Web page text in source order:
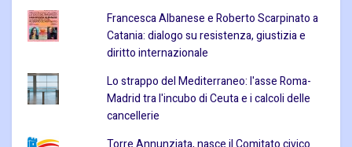
Francesca Albanese e Roberto Scarpinato a
Catania: dialogo su resistenza, giustizia e
diritto internazionale
Lo strappo del Mediterraneo: l'asse Roma-
Madrid tra l'incubo di Ceuta e i calcoli delle
cancellerie